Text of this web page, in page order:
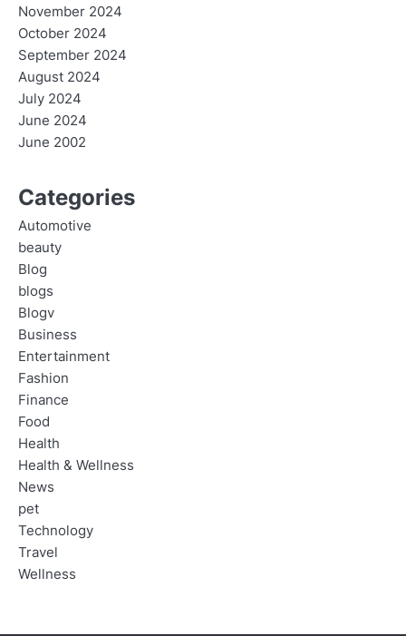
November 2024
October 2024
September 2024
August 2024
July 2024
June 2024
June 2002
Categories
Automotive
beauty
Blog
blogs
Blogv
Business
Entertainment
Fashion
Finance
Food
Health
Health & Wellness
News
pet
Technology
Travel
Wellness